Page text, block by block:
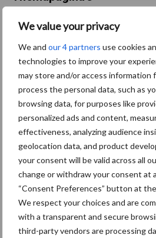
We value your privacy
We and our 4 partners use cookies
technologies to improve your
may store and/or access information
process the personal data, such as
browsing data, for purposes like
personalized ads and content,
effectiveness, analyzing audience
geolocation data, and product
your consent will be valid across all
change or withdraw your consent at
“Consent Preferences” button at
We respect your choices and are
with a transparent and secure
third-party vendors are processing
Primaire
Recent nieuws
Machines Duurzaamheid
Kunstmeststrooier
Toon meer